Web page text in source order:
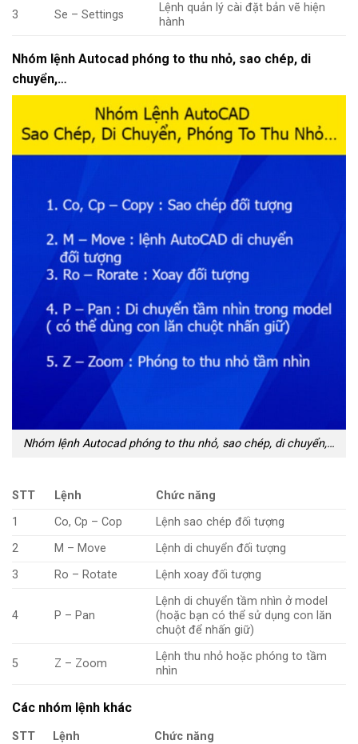
3 Se – Settings
Lệnh quản lý cài đặt bản vẽ hiện
hành
Nhóm lệnh Autocad phóng to thu nhỏ, sao chép, di
chuyển,…
Nhóm lệnh Autocad phóng to thu nhỏ, sao chép, di chuyển,…
STT Lệnh
Chức năng
1
Co, Cp – Cop
Lệnh sao chép đối tượng
2
M – Move
Lệnh di chuyển đối tượng
3
Ro – Rotate Lệnh xoay đối tượng
4 P – Pan
Lệnh di chuyển tầm nhìn ở model
(hoặc bạn có thể sử dụng con lăn
chuột để nhấn giữ)
5 Z – Zoom
Lệnh thu nhỏ hoặc phóng to tầm
nhìn
Các nhóm lệnh khác
STT Lệnh
Chức năng